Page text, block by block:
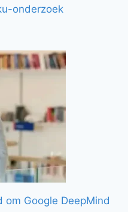
onderzoek
om Google DeepMind